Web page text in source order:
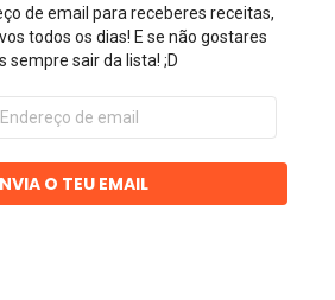
de email para receberes receitas,
todos os dias! E se não gostares
sempre sair da lista! ;D
O TEU EMAIL